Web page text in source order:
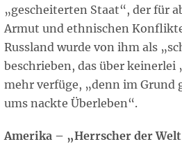
„gescheiterten Staat“, der für
Armut und ethnischen
Russland wurde von ihm als
beschrieben, das über keinerlei
mehr verfüge, „denn im Grund
ums nackte Überleben“.
Amerika – „Herrscher der